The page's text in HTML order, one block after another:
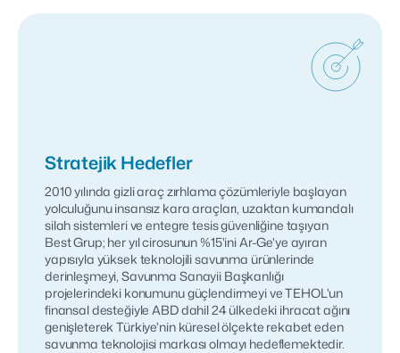
Stratejik Hedefler
2010 yılında gizli araç zırhlama çözümleriyle başlayan
yolculuğunu insansız kara araçları, uzaktan kumandalı
silah sistemleri ve entegre tesis güvenliğine taşıyan
Best Grup; her yıl cirosunun %15'ini Ar-Ge'ye ayıran
yapısıyla yüksek teknolojili savunma ürünlerinde
derinleşmeyi, Savunma Sanayii Başkanlığı
projelerindeki konumunu güçlendirmeyi ve TEHOL'un
finansal desteğiyle ABD dahil 24 ülkedeki ihracat ağını
genişleterek Türkiye'nin küresel ölçekte rekabet eden
savunma teknolojisi markası olmayı hedeflemektedir.